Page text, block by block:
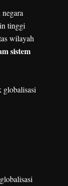
tinggi
wilayah
sistem
globalisasi